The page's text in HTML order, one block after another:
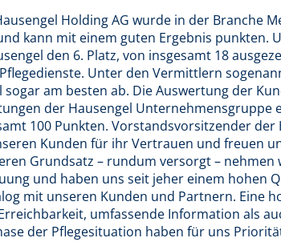
Holding AG wurde in der Branche
kann mit einem guten Ergebnis punkten.
den 6. Platz, von insgesamt 18
Unter den Vermittlern
sogar am besten ab. Die Auswertung der
der Hausengel Unternehmensgruppe
100 Punkten. Vorstandsvorsitzender der
Kunden für ihr Vertrauen und freuen
Grundsatz – rundum versorgt –
und haben uns seit jeher einem hohen
mit unseren Kunden und Partnern. Eine
umfassende Information als
der Pflegesituation haben für uns